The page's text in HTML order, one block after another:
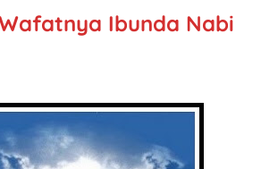
Ibunda Nabi